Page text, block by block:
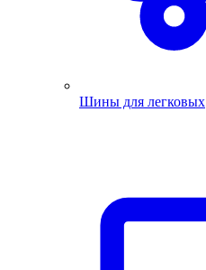
Шины для легковых